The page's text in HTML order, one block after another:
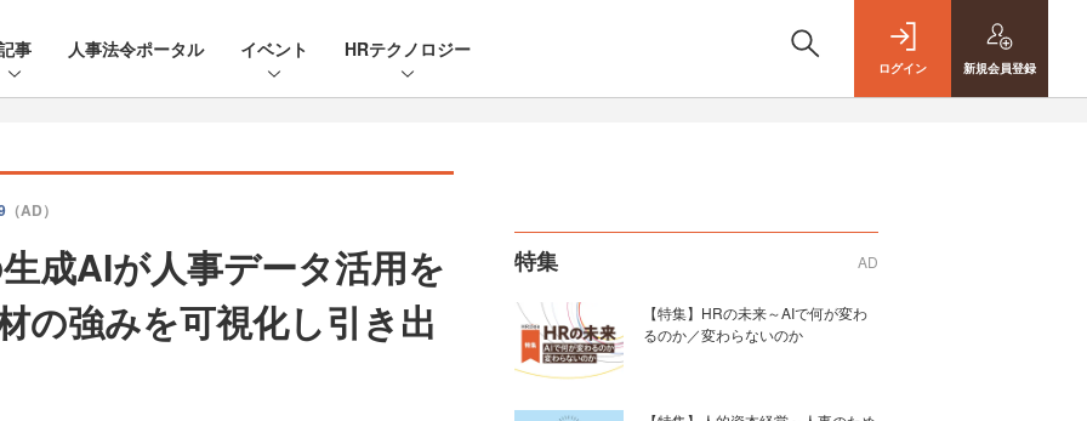
事 人事法令ポータル イベント HRテクノロジー
ログイン 新規会員登録
（AD）
成AIが人事データ活用を
強みを可視化し引き出
特集 AD
【特集】HRの未来～AIで何が変わ
るのか／変わらないのか